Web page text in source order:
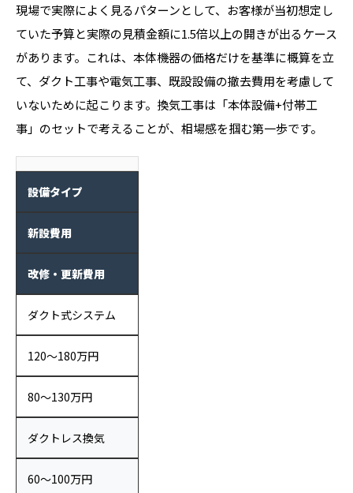
現場で実際によく見るパターンとして、お客様が当初想定し
ていた予算と実際の見積金額に1.5倍以上の開きが出るケース
があります。これは、本体機器の価格だけを基準に概算を立
て、ダクト工事や電気工事、既設設備の撤去費用を考慮して
いないために起こります。換気工事は「本体設備+付帯工
事」のセットで考えることが、相場感を掴む第一歩です。
設備タイプ
新設費用
改修・更新費用
ダクト式システム
120〜180万円
80〜130万円
ダクトレス換気
60〜100万円